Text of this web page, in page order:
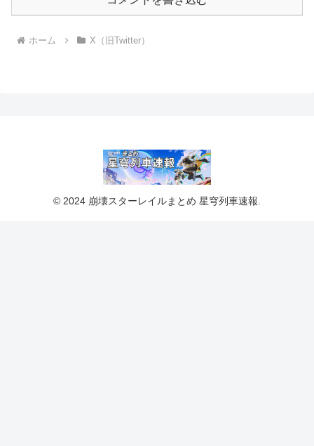
ホーム X（旧Twitter）
© 2024 崩壊スターレイルまとめ 星穹列車速報.